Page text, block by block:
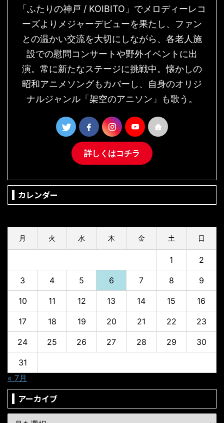
「ふたりの神戸 / KOIBITO」でメロディーレコ
ーズよりメジャーデビューを果たし、ファン
との温かい交流を大切にしながら、各老人施
設での慰問コンサートや野外イベントに出
演。常に新たなステージに挑戦中。懐かしの
昭和アニメソングもカバーし、自身のオリジ
ナルジャンル「架空のアニソン」も歌う。
詳しくはコチラ
カレンダー
月 火 水 木 金 土 日
1 2
3 4 5 6 7 8 9
10 11 12 13 14 15 16
17 18 19 20 21 22 23
24 25 26 27 28 29 30
31
« 7月
アーカイブ